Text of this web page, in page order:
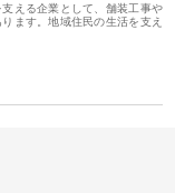
える企業として、舗装工事や
ます。地域住民の生活を支え